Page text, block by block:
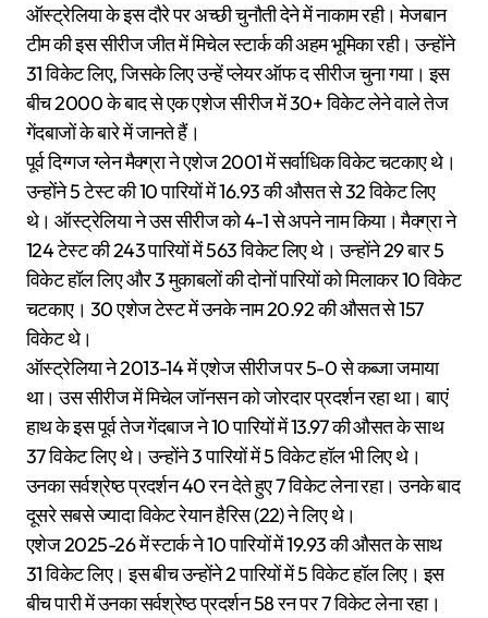
ऑस्ट्रेलिया के इस दौरे पर अच्छी चुनौती देने में नाकाम रही। मेजबान
टीम की इस सीरीज जीत में मिचेल स्टार्क की अहम भूमिका रही। उन्होंने
31 विकेट लिए, जिसके लिए उन्हें प्लेयर ऑफ द सीरीज चुना गया। इस
बीच 2000 के बाद से एक एशेज सीरीज में 30+ विकेट लेने वाले तेज
गेंदबाजों के बारे में जानते हैं।
पूर्व दिग्गज ग्लेन मैक्ग्रा ने एशेज 2001 में सर्वाधिक विकेट चटकाए थे।
उन्होंने 5 टेस्ट की 10 पारियों में 16.93 की औसत से 32 विकेट लिए
थे। ऑस्ट्रेलिया ने उस सीरीज को 4-1 से अपने नाम किया। मैक्ग्रा ने
124 टेस्ट की 243 पारियों में 563 विकेट लिए थे। उन्होंने 29 बार 5
विकेट हॉल लिए और 3 मुकाबलों की दोनों पारियों को मिलाकर 10 विकेट
चटकाए। 30 एशेज टेस्ट में उनके नाम 20.92 की औसत से 157
विकेट थे।
ऑस्ट्रेलिया ने 2013-14 में एशेज सीरीज पर 5-0 से कब्जा जमाया
था। उस सीरीज में मिचेल जॉनसन को जोरदार प्रदर्शन रहा था। बाएं
हाथ के इस पूर्व तेज गेंदबाज ने 10 पारियों में 13.97 की औसत के साथ
37 विकेट लिए थे। उन्होंने 3 पारियों में 5 विकेट हॉल भी लिए थे।
उनका सर्वश्रेष्ठ प्रदर्शन 40 रन देते हुए 7 विकेट लेना रहा। उनके बाद
दूसरे सबसे ज्यादा विकेट रेयान हैरिस (22) ने लिए थे।
एशेज 2025-26 में स्टार्क ने 10 पारियों में 19.93 की औसत के साथ
31 विकेट लिए। इस बीच उन्होंने 2 पारियों में 5 विकेट हॉल लिए। इस
बीच पारी में उनका सर्वश्रेष्ठ प्रदर्शन 58 रन पर 7 विकेट लेना रहा।